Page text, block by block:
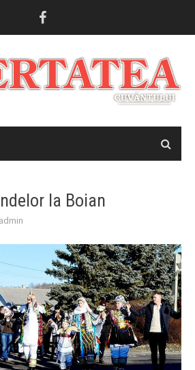
la Boian
admin